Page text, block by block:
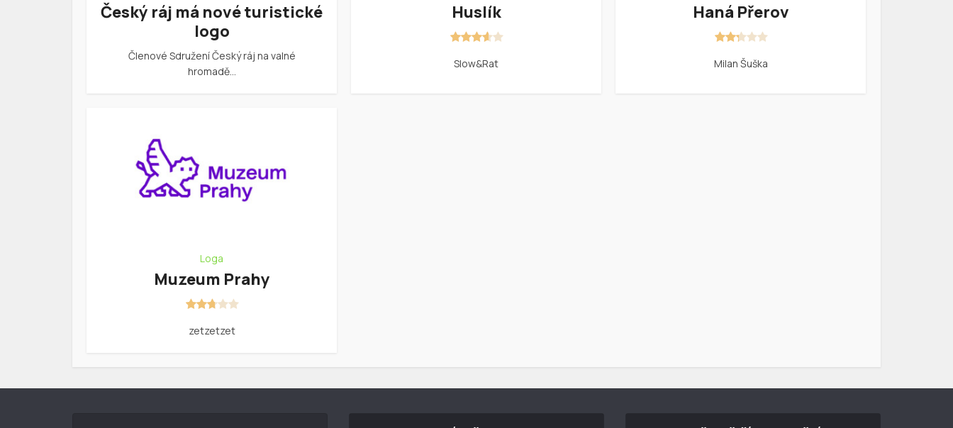
Český ráj má nové turistické
logo
Členové Sdružení Český ráj na valné
hromadě…
Huslík
Slow&Rat
Haná Přerov
Milan Šuška
Loga
Muzeum Prahy
zetzetzet